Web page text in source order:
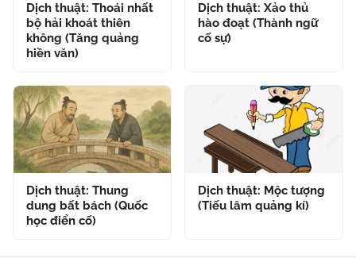
Dịch thuật: Thoái nhất
bộ hải khoát thiên
không (Tăng quảng
hiền văn)
Dịch thuật: Xảo thủ
hào đoạt (Thành ngữ
cố sự)
Dịch thuật: Thung
dung bất bách (Quốc
học điển cố)
Dịch thuật: Mộc tượng
(Tiếu lâm quảng kí)